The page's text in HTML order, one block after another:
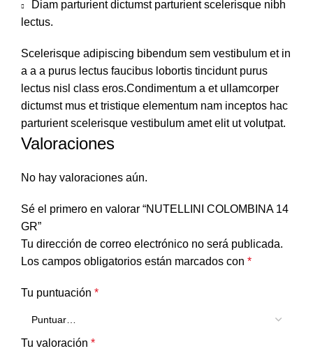
Diam parturient dictumst parturient scelerisque nibh
lectus.
Scelerisque adipiscing bibendum sem vestibulum et in
a a a purus lectus faucibus lobortis tincidunt purus
lectus nisl class eros.Condimentum a et ullamcorper
dictumst mus et tristique elementum nam inceptos hac
parturient scelerisque vestibulum amet elit ut volutpat.
Valoraciones
No hay valoraciones aún.
Sé el primero en valorar “NUTELLINI COLOMBINA 14
GR”
Tu dirección de correo electrónico no será publicada.
Los campos obligatorios están marcados con *
Tu puntuación *
Tu valoración *